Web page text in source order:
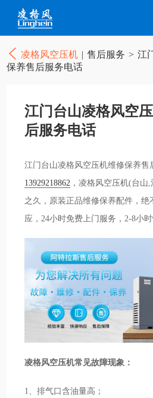
凌格风空压机 | 售后服务 > 江
保养售后服务电话
江门台山凌格风空
后服务电话
江门台山凌格风空压机维修保养售
13929218862 ，凌格风空压机(台山
之久，原装正品维修保养配件，绝
应，24小时免费上门服务，2-8小时
凌格风空压机常见故障现象：
1、排气口含油量高；